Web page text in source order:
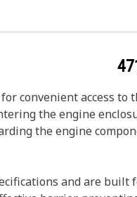
convenient access to
the engine
the engine